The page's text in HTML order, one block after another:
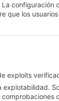
configuración
que los
exploits